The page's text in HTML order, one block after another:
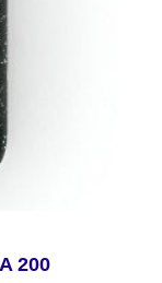
200